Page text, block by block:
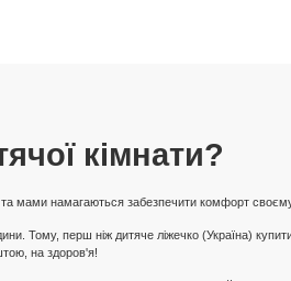
кімнати?
мами намагаються забезпечити комфорт
Тому, перш ніж дитяче ліжечко (Україна)
на здоров'я!